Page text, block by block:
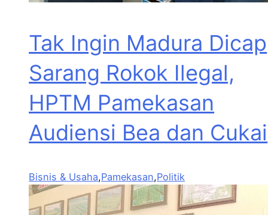
Tak Ingin Madura Dicap
Sarang Rokok Ilegal,
HPTM Pamekasan
Audiensi Bea dan Cukai
Bisnis & Usaha,Pamekasan,Politik